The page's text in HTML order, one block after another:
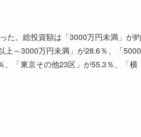
た。総投資額は「3000万円未満」が約
～3000万円未満」が28.6％、「5000
「東京その他23区」が55.3％、「横